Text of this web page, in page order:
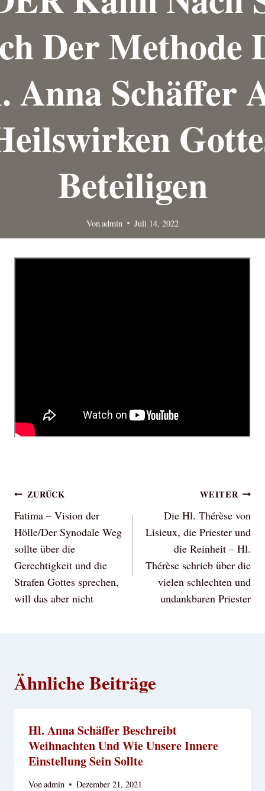
Der Methode
Anna Schäffer
Beteiligen
Von admin Juli 14, 2022
Beitragsnavigation
ZURÜCK
Fatima – Vision der
Hölle/Der Synodale Weg
sollte über die
Gerechtigkeit und die
Strafen Gottes sprechen,
will das aber nicht
WEITER
Die Hl. Thérèse von
Lisieux, die Priester und
die Reinheit – Hl.
Thérèse schrieb über die
vielen schlechten und
undankbaren Priester
Ähnliche Beiträge
Hl. Anna Schäffer Beschreibt
Weihnachten Und Wie Unsere Innere
Einstellung Sein Sollte
Vonadmin Dezember 21, 2021